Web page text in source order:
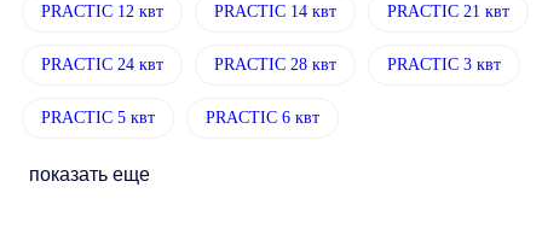
PRACTIC 12 квт PRACTIC 14 квт PRACTIC 21 квт
PRACTIC 24 квт PRACTIC 28 квт PRACTIC 3 квт
PRACTIC 5 квт PRACTIC 6 квт
показать еще